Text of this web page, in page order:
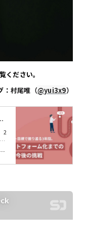
ださい。
： 村尾唯（@yui3x9）
2